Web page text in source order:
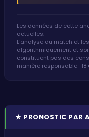
Les données de cette
actuelles.
L'analyse du match et
algorithmiquement et
constituent pas des
manière responsable ·
★ PRONOSTIC PAR